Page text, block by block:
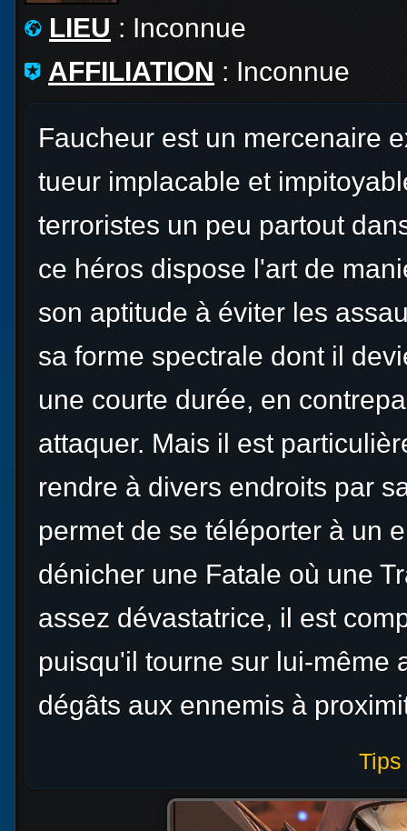
LIEU : Inconnue
AFFILIATION : Inconnue
Faucheur est un mercenaire
tueur implacable et
terroristes un peu partout
ce héros dispose l'art de
son aptitude à éviter les
sa forme spectrale dont il
une courte durée, en
attaquer. Mais il est
rendre à divers endroits par
permet de se téléporter à un
dénicher une Fatale où une
assez dévastatrice, il est
puisqu'il tourne sur lui-même
dégâts aux ennemis à